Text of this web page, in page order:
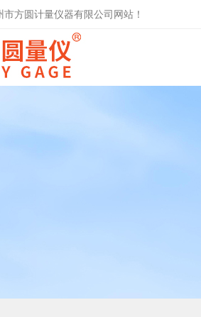
市方圆计量仪器有限公司 网站！